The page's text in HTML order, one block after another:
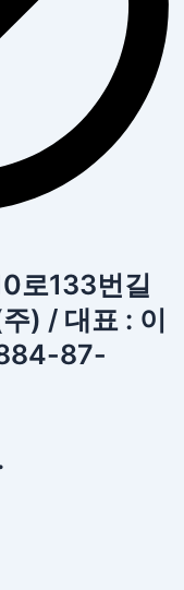
로133번길
) / 대표 : 이
87-